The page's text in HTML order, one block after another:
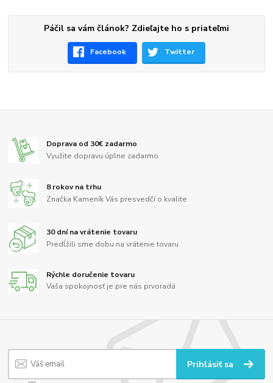
Páčil sa vám článok? Zdieľajte ho s priateľmi
Facebook Twitter
Doprava od 30€ zadarmo
Využite dopravu úplne zadarmo
8 rokov na trhu
Značka Kameník Vás presvedčí o kvalite
30 dní na vrátenie tovaru
Predĺžili sme dobu na vrátenie tovaru
Rýchle doručenie tovaru
Vaša spokojnosť je pre nás prvoradá
Prihlásiť sa